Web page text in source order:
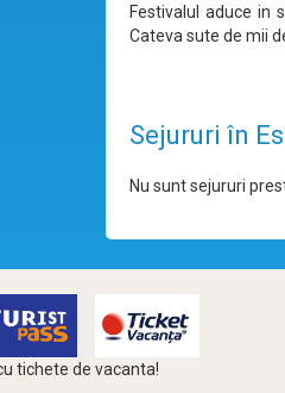
Festivalul aduce in
Cateva sute de mii
Sejururi în
Nu sunt sejururi
tichete de vacanta!